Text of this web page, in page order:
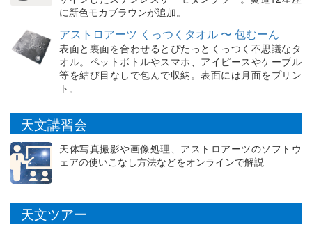
に新色モカブラウンが追加。
アストロアーツ くっつくタオル 〜 包むーん
表面と裏面を合わせるとぴたっとくっつく不思議なタ
オル。ペットボトルやスマホ、アイピースやケーブル
等を結び目なしで包んで収納。表面には月面をプリン
ト。
天文講習会
天体写真撮影や画像処理、アストロアーツのソフトウ
ェアの使いこなし方法などをオンラインで解説
天文ツアー